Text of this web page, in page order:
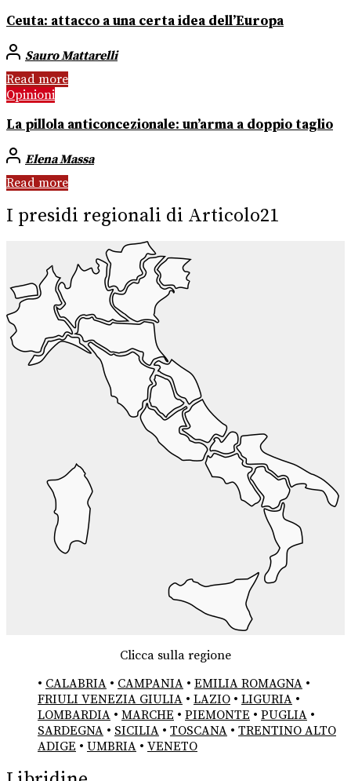
Ceuta: attacco a una certa idea dell’Europa
Sauro Mattarelli
Read more
Opinioni
La pillola anticoncezionale: un’arma a doppio taglio
Elena Massa
Read more
I presidi regionali di Articolo21
Clicca sulla regione
• CALABRIA • CAMPANIA • EMILIA ROMAGNA •
FRIULI VENEZIA GIULIA • LAZIO • LIGURIA •
LOMBARDIA • MARCHE • PIEMONTE • PUGLIA •
SARDEGNA • SICILIA • TOSCANA • TRENTINO ALTO
ADIGE • UMBRIA • VENETO